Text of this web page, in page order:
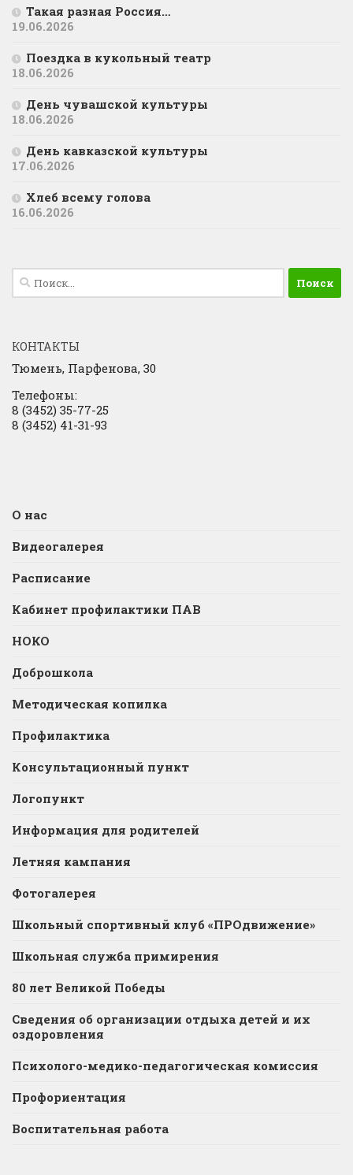
Такая разная Россия…
19.06.2026
Поездка в кукольный театр
18.06.2026
День чувашской культуры
18.06.2026
День кавказской культуры
17.06.2026
Хлеб всему голова
16.06.2026
Найти:
КОНТАКТЫ
Тюмень, Парфенова, 30
Телефоны:
8 (3452) 35-77-25
8 (3452) 41-31-93
О нас
Видеогалерея
Расписание
Кабинет профилактики ПАВ
НОКО
Доброшкола
Методическая копилка
Профилактика
Консультационный пункт
Логопункт
Информация для родителей
Летняя кампания
Фотогалерея
Школьный спортивный клуб «ПРОдвижение»
Школьная служба примирения
80 лет Великой Победы
Сведения об организации отдыха детей и их
оздоровления
Психолого-медико-педагогическая комиссия
Профориентация
Воспитательная работа